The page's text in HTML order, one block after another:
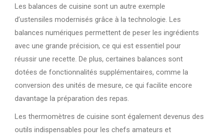
Les balances de cuisine sont un autre exemple
d’ustensiles modernisés grâce à la technologie. Les
balances numériques permettent de peser les ingrédients
avec une grande précision, ce qui est essentiel pour
réussir une recette. De plus, certaines balances sont
dotées de fonctionnalités supplémentaires, comme la
conversion des unités de mesure, ce qui facilite encore
davantage la préparation des repas.
Les thermomètres de cuisine sont également devenus des
outils indispensables pour les chefs amateurs et